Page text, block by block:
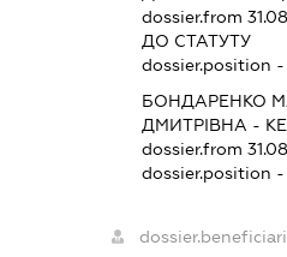
dossier.from
ДО СТАТУТУ
dossier.position -
БОНДАРЕНКО
ДМИТРІВНА -
dossier.from
dossier.position -